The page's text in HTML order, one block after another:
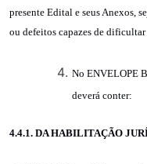
presente Edital e seus Anexos,
ou defeitos capazes de
No ENVELOPE
deverá conter:
4.4.1. DA HABILITAÇÃO